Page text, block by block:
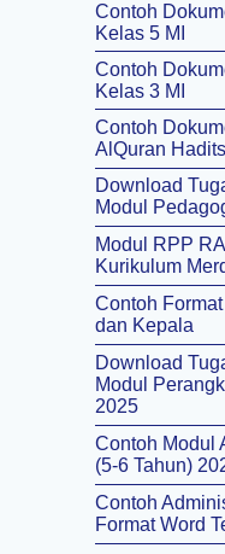
Contoh
Kelas 5 MI
Contoh
Kelas 3 MI
Contoh
AlQuran
Download
Modul
Modul RPP
Kurikulum
Contoh
dan Kepala
Download
Modul
2025
Contoh Modul
(5-6 Tahun)
Contoh
Format Word